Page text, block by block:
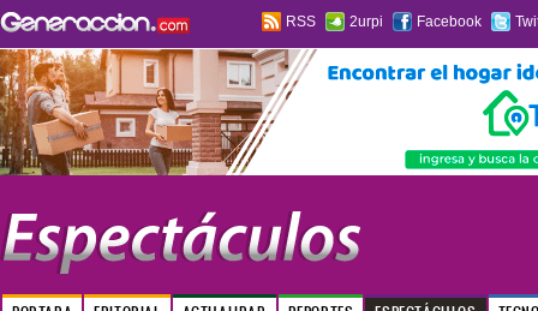
RSS 2urpi Facebook